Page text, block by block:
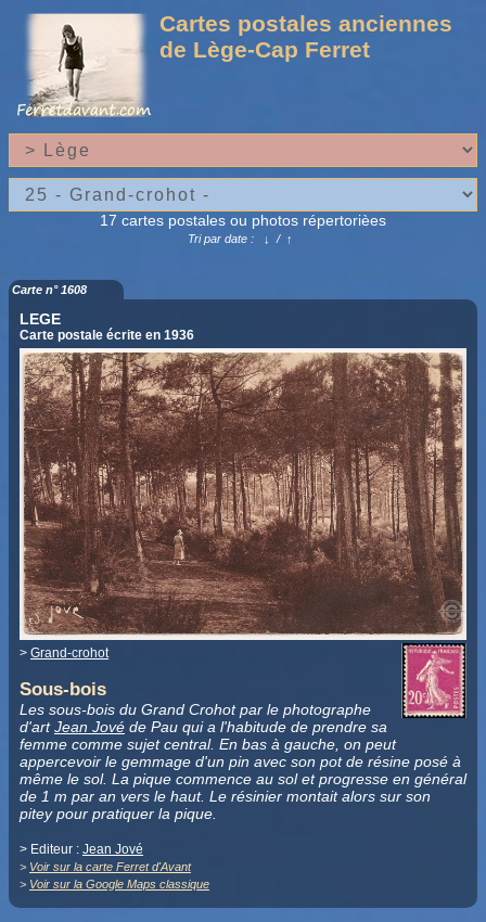
Cartes postales anciennes
de Lège-Cap Ferret
17 cartes postales ou photos répertorièes
Tri par date : ↓ /↑
Carte n° 1608
LEGE
Carte postale écrite en 1936
> Grand-crohot
Sous-bois
Les sous-bois du Grand Crohot par le photographe
d'artJean Jové de Pau qui a l'habitude de prendre sa
femme comme sujet central. En bas à gauche, on peut
appercevoir le gemmage d'un pin avec son pot de résine posé à
même le sol. La pique commence au sol et progresse en général
de 1 m par an vers le haut. Le résinier montait alors sur son
pitey pour pratiquer la pique.
> Editeur : Jean Jové
> Voir sur la carte Ferret d'Avant
> Voir sur la Google Maps classique